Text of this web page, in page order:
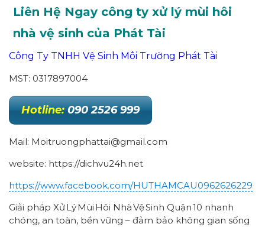
Liên Hệ Ngay công ty xử lý mùi hôi
nhà vệ sinh của Phát Tài
Công Ty TNHH Vệ Sinh Môi Trường Phát Tài
MST: 0317897004
Hotline: 090 2526 999
Mail: Moitruongphattai@gmail.com
website: https://dichvu24h.net
https://www.facebook.com/HUTHAMCAU0962626229
Giải pháp Xử Lý Mùi Hôi Nhà Vệ Sinh Quận 10 nhanh
chóng, an toàn, bền vững – đảm bảo không gian sống